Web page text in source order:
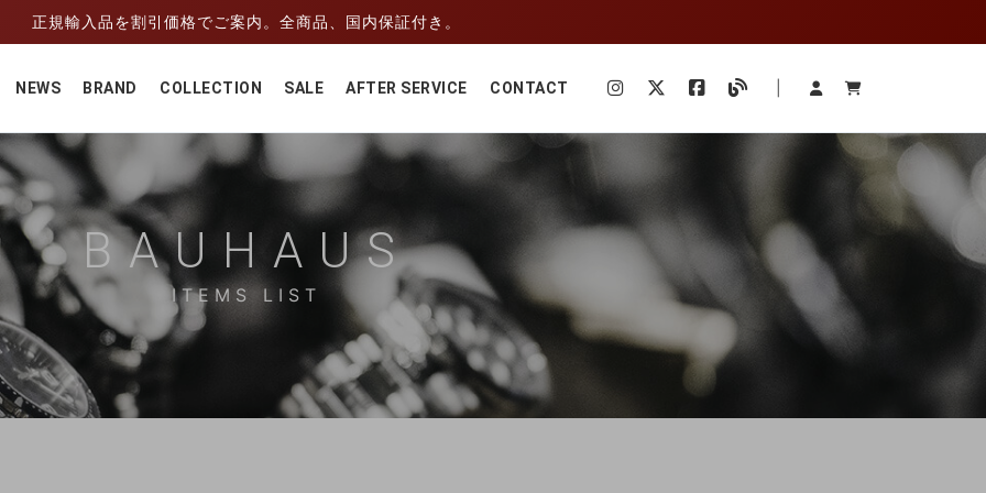
正規輸入品を割引価格でご案内。全商品、国内保証付き。
NEWS BRAND COLLECTION SALE AFTER SERVICE CONTACT
BAUHAUS
ITEMS LIST